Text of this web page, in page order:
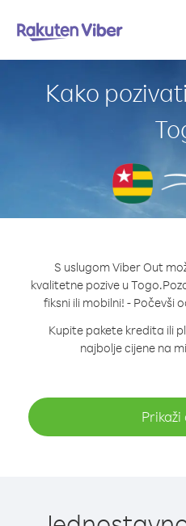
Kako
S uslugom Viber Out
kvalitetne pozive u Togo.
fiksni ili mobilni! - Počevši
Kupite pakete kredita ili
najbolje cijene na
Prikaži